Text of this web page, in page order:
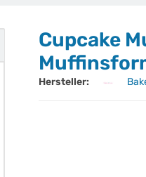
Cupcake
Hersteller: